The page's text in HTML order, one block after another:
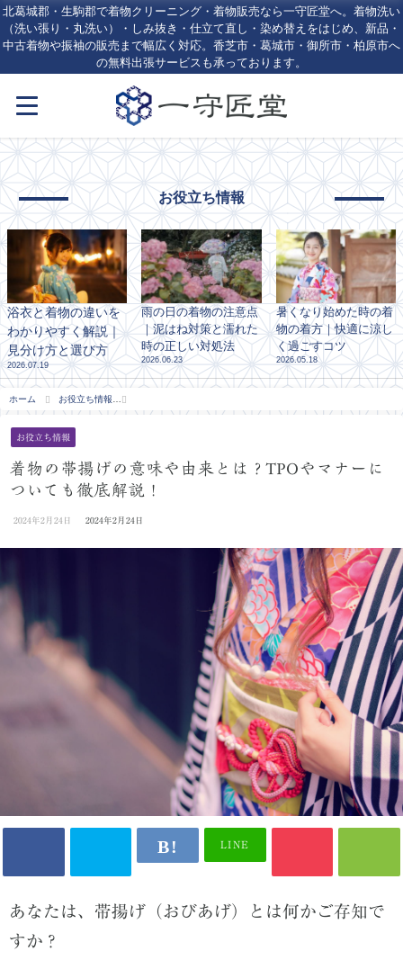
北葛城郡・生駒郡で着物クリーニング・着物販売なら一守匠堂へ。着物洗い
（洗い張り・丸洗い）・しみ抜き・仕立て直し・染め替えをはじめ、新品・
中古着物や振袖の販売まで幅広く対応。香芝市・葛城市・御所市・柏原市へ
の無料出張サービスも承っております。
お役立ち情報
浴衣と着物の違いを
わかりやすく解説｜
見分け方と選び方
2026.07.19
雨の日の着物の注意点
｜泥はね対策と濡れた
時の正しい対処法
2026.06.23
暑くなり始めた時の着
物の着方｜快適に涼し
く過ごすコツ
2026.05.18
ホーム お役立ち情報
お役立ち情報
着物の帯揚げの意味や由来とは？TPOやマナーに
ついても徹底解説！
2024年2月24日 2024年2月24日
LINE
あなたは、帯揚げ（おびあげ）とは何かご存知で
すか？